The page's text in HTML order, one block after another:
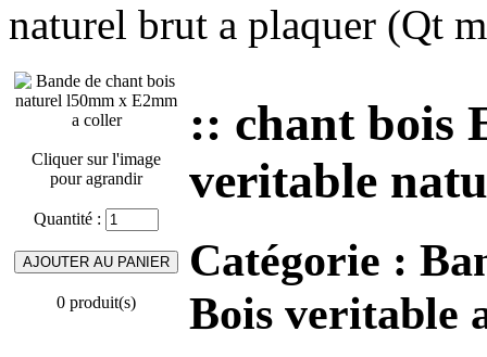
naturel brut a plaquer (Qt
Cliquer sur l'image
pour agrandir
Quantité :
0 produit(s)
:: chant bois
veritable
Catégorie :
Bois veritable